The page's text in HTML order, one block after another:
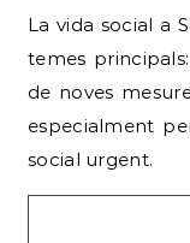
La vida social a
temes
de noves
especialment
social urgent.